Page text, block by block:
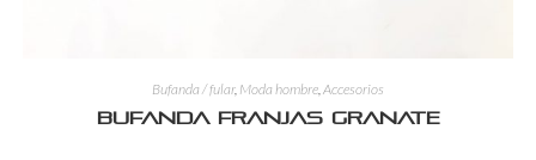
Bufanda / fular, Moda hombre,Accesorios
Bufanda franjas granate